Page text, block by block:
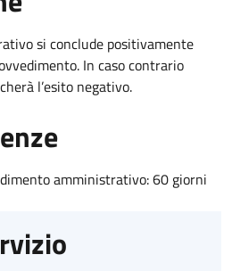
si conclude positivamente
In caso contrario
l’esito negativo.
amministrativo: 60 giorni